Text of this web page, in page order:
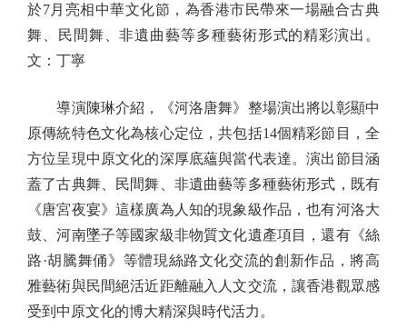
於7月亮相中華文化節，為香港市民帶來一場融合古典
舞、民間舞、非遺曲藝等多種藝術形式的精彩演出。
文：丁寧
導演陳琳介紹，《河洛唐舞》整場演出將以彰顯中
原傳統特色文化為核心定位，共包括14個精彩節目，全
方位呈現中原文化的深厚底蘊與當代表達。演出節目涵
蓋了古典舞、民間舞、非遺曲藝等多種藝術形式，既有
《唐宮夜宴》這樣廣為人知的現象級作品，也有河洛大
鼓、河南墜子等國家級非物質文化遺產項目，還有《絲
路·胡騰舞俑》等體現絲路文化交流的創新作品，將高
雅藝術與民間絕活近距離融入人文交流，讓香港觀眾感
受到中原文化的博大精深與時代活力。